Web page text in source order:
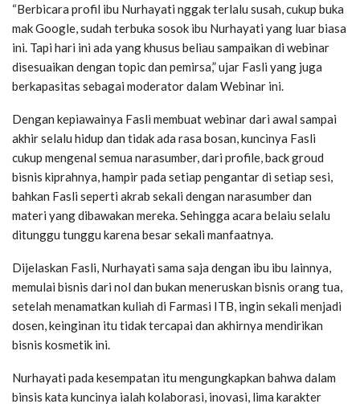
“Berbicara profil ibu Nurhayati nggak terlalu susah, cukup buka
mak Google, sudah terbuka sosok ibu Nurhayati yang luar biasa
ini. Tapi hari ini ada yang khusus beliau sampaikan di webinar
disesuaikan dengan topic dan pemirsa,” ujar Fasli yang juga
berkapasitas sebagai moderator dalam Webinar ini.
Dengan kepiawainya Fasli membuat webinar dari awal sampai
akhir selalu hidup dan tidak ada rasa bosan, kuncinya Fasli
cukup mengenal semua narasumber, dari profile, back groud
bisnis kiprahnya, hampir pada setiap pengantar di setiap sesi,
bahkan Fasli seperti akrab sekali dengan narasumber dan
materi yang dibawakan mereka. Sehingga acara belaiu selalu
ditunggu tunggu karena besar sekali manfaatnya.
Dijelaskan Fasli, Nurhayati sama saja dengan ibu ibu lainnya,
memulai bisnis dari nol dan bukan meneruskan bisnis orang tua,
setelah menamatkan kuliah di Farmasi ITB, ingin sekali menjadi
dosen, keinginan itu tidak tercapai dan akhirnya mendirikan
bisnis kosmetik ini.
Nurhayati pada kesempatan itu mengungkapkan bahwa dalam
binsis kata kuncinya ialah kolaborasi, inovasi, lima karakter